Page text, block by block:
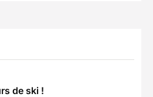
de ski !